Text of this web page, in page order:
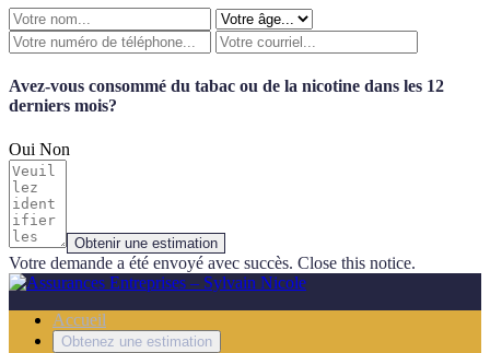
Avez-vous consommé du tabac ou de la nicotine dans les 12
derniers mois?
Oui Non
Obtenir une estimation
Votre demande a été envoyé avec succès. Close this notice.
Accueil
Obtenez une estimation